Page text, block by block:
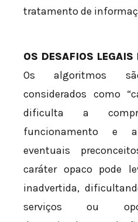
tratamento de
OS DESAFIOS
Os algoritmos
considerados como
dificulta a
funcionamento e
eventuais
caráter opaco pode
inadvertida,
serviços ou